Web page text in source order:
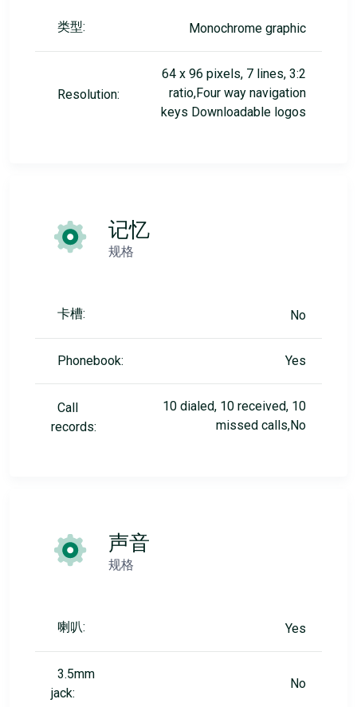
类型: Monochrome graphic
Resolution:
64 x 96 pixels, 7 lines, 3:2
ratio,Four way navigation
keys Downloadable logos
记忆
规格
卡槽: No
Phonebook: Yes
Call
records:
10 dialed, 10 received, 10
missed calls,No
声音
规格
喇叭: Yes
3.5mm
jack:
No